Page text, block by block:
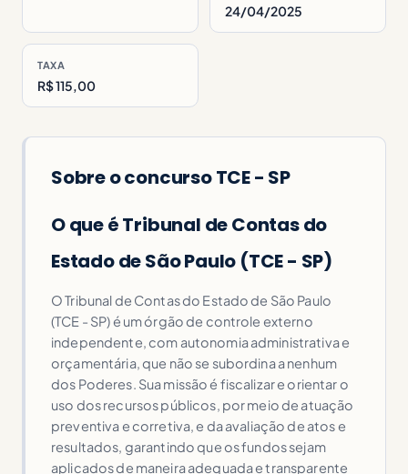
24/04/2025
TAXA
R$ 115,00
Sobre o concurso TCE - SP
O que é Tribunal de Contas do
Estado de São Paulo (TCE - SP)
O Tribunal de Contas do Estado de São Paulo
(TCE - SP) é um órgão de controle externo
independente, com autonomia administrativa e
orçamentária, que não se subordina a nenhum
dos Poderes. Sua missão é fiscalizar e orientar o
uso dos recursos públicos, por meio de atuação
preventiva e corretiva, e da avaliação de atos e
resultados, garantindo que os fundos sejam
aplicados de maneira adequada e transparente